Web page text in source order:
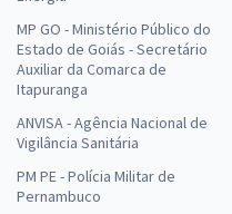
MP GO - Ministério Público do
Estado de Goiás - Secretário
Auxiliar da Comarca de
Itapuranga
ANVISA - Agência Nacional de
Vigilância Sanitária
PM PE - Polícia Militar de
Pernambuco